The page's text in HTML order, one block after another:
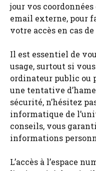
jour vos
email externe, pour
votre accès en cas
Il est essentiel de
usage, surtout si
ordinateur public ou
une tentative
sécurité, n’hésitez
informatique de
conseils, vous
informations
L’accès à l’espace